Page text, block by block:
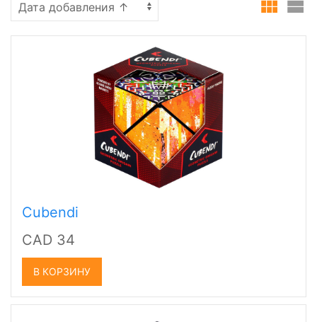
Cubendi
CAD 34
В КОРЗИНУ